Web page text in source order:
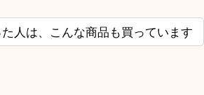
人は、こんな商品も買っています